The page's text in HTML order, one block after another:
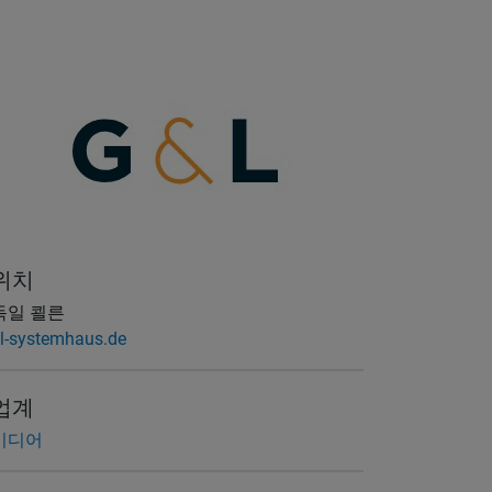
치
일 쾰른
systemhaus.de
계
디어